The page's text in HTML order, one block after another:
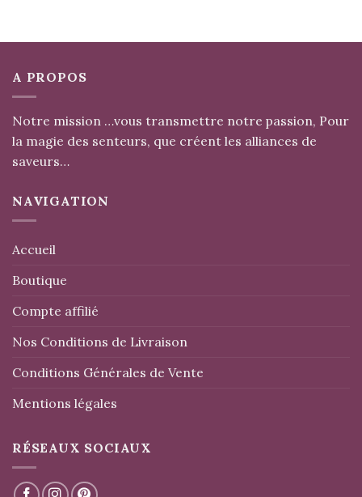
A PROPOS
Notre mission …vous transmettre notre passion, Pour
la magie des senteurs, que créent les alliances de
saveurs…
NAVIGATION
Accueil
Boutique
Compte affilié
Nos Conditions de Livraison
Conditions Générales de Vente
Mentions légales
RÉSEAUX SOCIAUX